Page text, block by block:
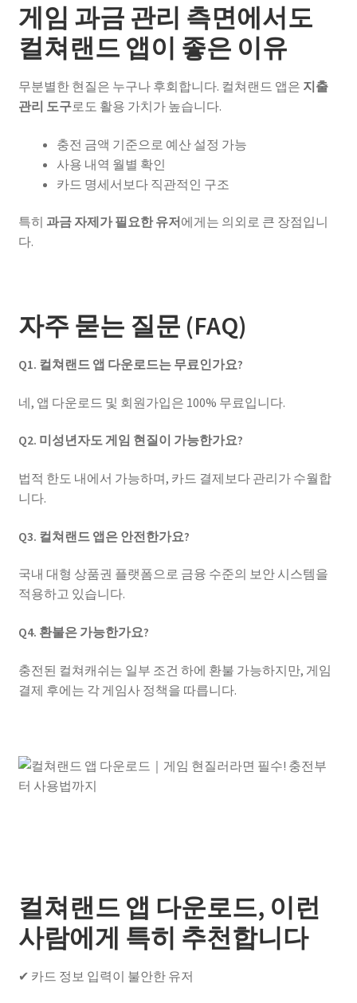
게임 과금 관리 측면에서도
컬쳐랜드 앱이 좋은 이유
무분별한 현질은 누구나 후회합니다. 컬쳐랜드 앱은 지출
관리 도구로도 활용 가치가 높습니다.
충전 금액 기준으로 예산 설정 가능
사용 내역 월별 확인
카드 명세서보다 직관적인 구조
특히 과금 자제가 필요한 유저에게는 의외로 큰 장점입니
다.
자주 묻는 질문 (FAQ)
Q1. 컬쳐랜드 앱 다운로드는 무료인가요?
네, 앱 다운로드 및 회원가입은 100% 무료입니다.
Q2. 미성년자도 게임 현질이 가능한가요?
법적 한도 내에서 가능하며, 카드 결제보다 관리가 수월합
니다.
Q3. 컬쳐랜드 앱은 안전한가요?
국내 대형 상품권 플랫폼으로 금융 수준의 보안 시스템을
적용하고 있습니다.
Q4. 환불은 가능한가요?
충전된 컬쳐캐쉬는 일부 조건 하에 환불 가능하지만, 게임
결제 후에는 각 게임사 정책을 따릅니다.
컬쳐랜드 앱 다운로드, 이런
사람에게 특히 추천합니다
✔ 카드 정보 입력이 불안한 유저